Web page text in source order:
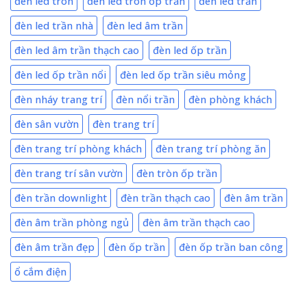
đèn led trần nhà
đèn led âm trần
đèn led âm trần thạch cao
đèn led ốp trần
đèn led ốp trần nổi
đèn led ốp trần siêu mỏng
đèn nháy trang trí
đèn nổi trần
đèn phòng khách
đèn sân vườn
đèn trang trí
đèn trang trí phòng khách
đèn trang trí phòng ăn
đèn trang trí sân vườn
đèn tròn ốp trần
đèn trần downlight
đèn trần thạch cao
đèn âm trần
đèn âm trần phòng ngủ
đèn âm trần thạch cao
đèn âm trần đẹp
đèn ốp trần
đèn ốp trần ban công
ổ cắm điện